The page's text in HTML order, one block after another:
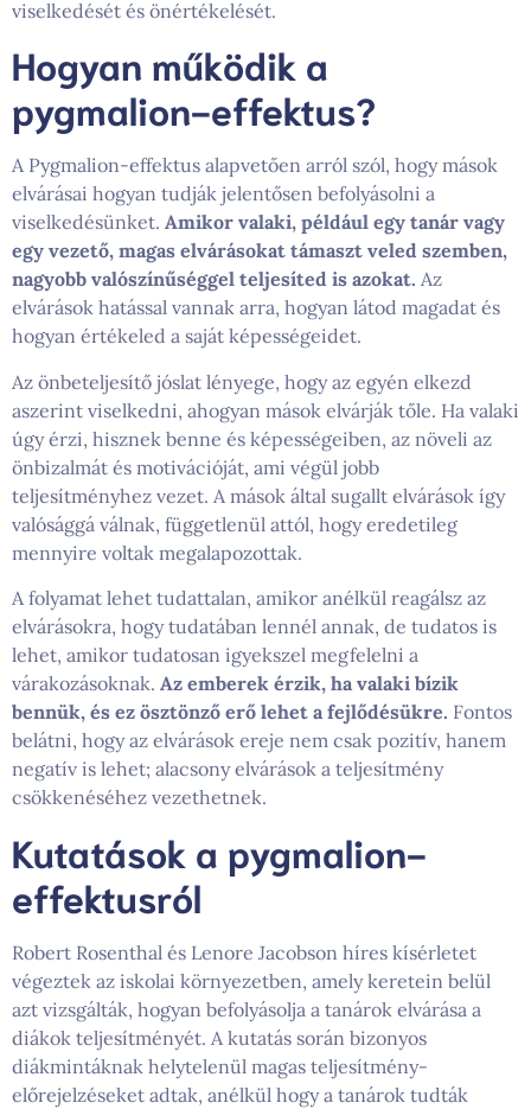
viselkedését és önértékelését.
Hogyan működik a
pygmalion-effektus?
A Pygmalion-effektus alapvetően arról szól, hogy mások
elvárásai hogyan tudják jelentősen befolyásolni a
viselkedésünket. Amikor valaki, például egy tanár vagy
egy vezető, magas elvárásokat támaszt veled szemben,
nagyobb valószínűséggel teljesíted is azokat. Az
elvárások hatással vannak arra, hogyan látod magadat és
hogyan értékeled a saját képességeidet.
Az önbeteljesítő jóslat lényege, hogy az egyén elkezd
aszerint viselkedni, ahogyan mások elvárják tőle. Ha valaki
úgy érzi, hisznek benne és képességeiben, az növeli az
önbizalmát és motivációját, ami végül jobb
teljesítményhez vezet. A mások által sugallt elvárások így
valósággá válnak, függetlenül attól, hogy eredetileg
mennyire voltak megalapozottak.
A folyamat lehet tudattalan, amikor anélkül reagálsz az
elvárásokra, hogy tudatában lennél annak, de tudatos is
lehet, amikor tudatosan igyekszel megfelelni a
várakozásoknak. Az emberek érzik, ha valaki bízik
bennük, és ez ösztönző erő lehet a fejlődésükre. Fontos
belátni, hogy az elvárások ereje nem csak pozitív, hanem
negatív is lehet; alacsony elvárások a teljesítmény
csökkenéséhez vezethetnek.
Kutatások a pygmalion-
effektusról
Robert Rosenthal és Lenore Jacobson híres kísérletet
végeztek az iskolai környezetben, amely keretein belül
azt vizsgálták, hogyan befolyásolja a tanárok elvárása a
diákok teljesítményét. A kutatás során bizonyos
diákmintáknak helytelenül magas teljesítmény-
előrejelzéseket adtak, anélkül hogy a tanárok tudták